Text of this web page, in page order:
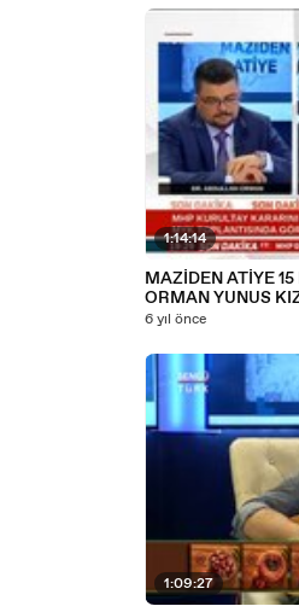
1:14:14
MAZİDEN ATİYE
ORMAN YUNUS
6 yıl önce
1:09:27